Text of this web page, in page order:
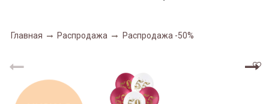
Главная Распродажа Распродажа -50%